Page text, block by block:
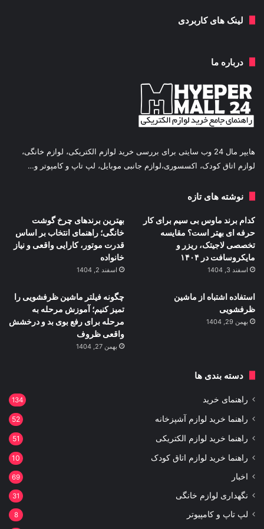
لینک های کاربردی
درباره ما
هایپر مال 24 وب سایتی برای بررسی خرید لوازم الکتریکی، لوازم خانگی،
لوازم اتاق کودک، اکسسوری،لوازم جانبی موبایل، لپ تاپ و کامپوتر و…
نوشته های تازه
کدام برند ماوس بی سیم برای کار
حرفه ای بهتر است؟ مقایسه
تخصصی لاجیتک، ریزر و
مایکروسافت در ۱۴۰۴
اسفند 3, 1404
بهترین برندهای چرخ گوشت
خانگی؛ راهنمای انتخاب بر اساس
قدرت موتور، کارایی واقعی و نیاز
خانواده
اسفند 2, 1404
استفاده اشتباه از ماشین
ظرفشویی
بهمن 29, 1404
چگونه فیلتر ماشین ظرفشویی را
تمیز کنیم؛ آموزش مرحله به
مرحله برای رفع بوی بد و درخشش
واقعی ظروف
بهمن 27, 1404
دسته بندی ها
راهنمای خرید 134
راهنما خرید لوازم آشپزخانه 52
راهنما خرید لوازم الکتریکی 51
راهنما خرید لوازم اتاق کودک 10
اخبار 69
نگهداری لوازم خانگی 31
لپ تاپ و کامپیوتر 8